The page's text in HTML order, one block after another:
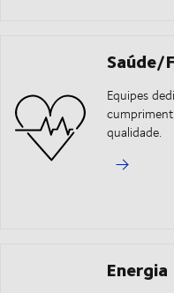
Saúde/
Equipes
qualidade.
Energia